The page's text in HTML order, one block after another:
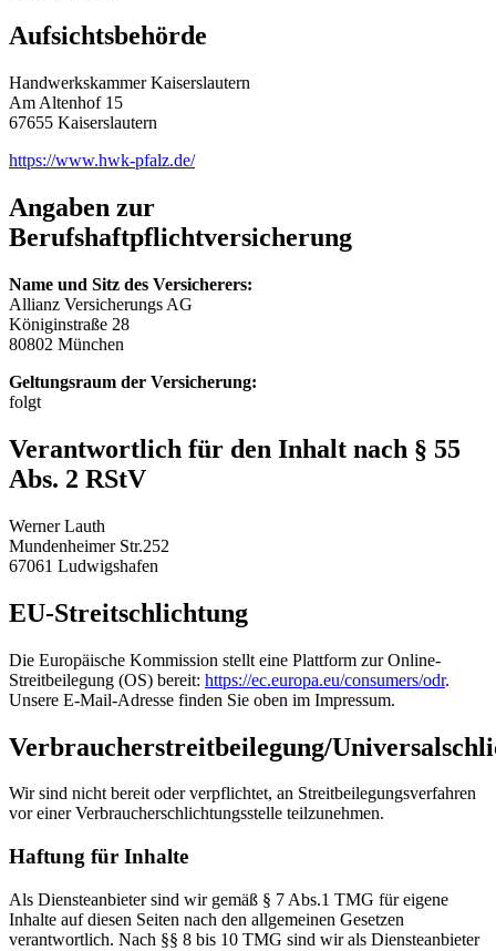
Aufsichtsbehörde
Handwerkskammer Kaiserslautern
Am Altenhof 15
67655 Kaiserslautern
https://www.hwk-pfalz.de/
Angaben zur
Berufshaftpflichtversicherung
Name und Sitz des Versicherers:
Allianz Versicherungs AG
Königinstraße 28
80802 München
Geltungsraum der Versicherung:
folgt
Verantwortlich für den Inhalt nach § 55
Abs. 2 RStV
Werner Lauth
Mundenheimer Str.252
67061 Ludwigshafen
EU-Streitschlichtung
Die Europäische Kommission stellt eine Plattform zur Online-
Streitbeilegung (OS) bereit: https://ec.europa.eu/consumers/odr.
Unsere E-Mail-Adresse finden Sie oben im Impressum.
Verbraucherstreitbeilegung/
Wir sind nicht bereit oder verpflichtet, an Streitbeilegungsverfahren
vor einer Verbraucherschlichtungsstelle teilzunehmen.
Haftung für Inhalte
Als Diensteanbieter sind wir gemäß § 7 Abs.1 TMG für eigene
Inhalte auf diesen Seiten nach den allgemeinen Gesetzen
verantwortlich. Nach §§ 8 bis 10 TMG sind wir als Diensteanbieter